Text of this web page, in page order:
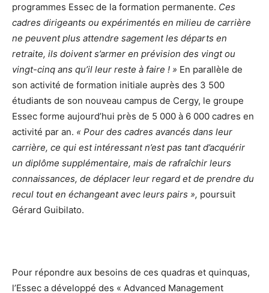
programmes Essec de la formation permanente. Ces
cadres dirigeants ou expérimentés en milieu de carrière
ne peuvent plus attendre sagement les départs en
retraite, ils doivent s’armer en prévision des vingt ou
vingt-cinq ans qu’il leur reste à faire ! » En parallèle de
son activité de formation initiale auprès des 3 500
étudiants de son nouveau campus de Cergy, le groupe
Essec forme aujourd’hui près de 5 000 à 6 000 cadres en
activité par an. « Pour des cadres avancés dans leur
carrière, ce qui est intéressant n’est pas tant d’acquérir
un diplôme supplémentaire, mais de rafraîchir leurs
connaissances, de déplacer leur regard et de prendre du
recul tout en échangeant avec leurs pairs », poursuit
Gérard Guibilato.
Pour répondre aux besoins de ces quadras et quinquas,
l’Essec a développé des « Advanced Management